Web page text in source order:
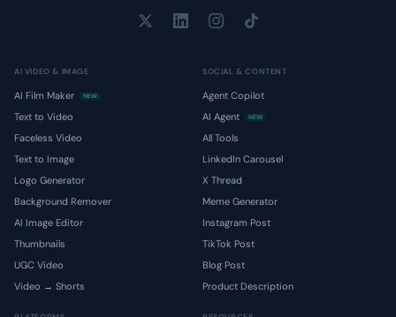
AI VIDEO & IMAGE
AI Film Maker NEW
Text to Video
Faceless Video
Text to Image
Logo Generator
Background Remover
AI Image Editor
Thumbnails
UGC Video
Video → Shorts
SOCIAL & CONTENT
Agent Copilot
AI Agent
NEW
All Tools
LinkedIn Carousel
X Thread
Meme Generator
Instagram Post
TikTok Post
Blog Post
Product Description